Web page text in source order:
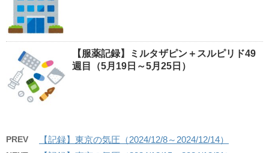
【服薬記録】ミルタザピン＋スルピリド49
週目（5月19日～5月25日）
PREV 【記録】東京の気圧（2024/12/8～2024/12/14）